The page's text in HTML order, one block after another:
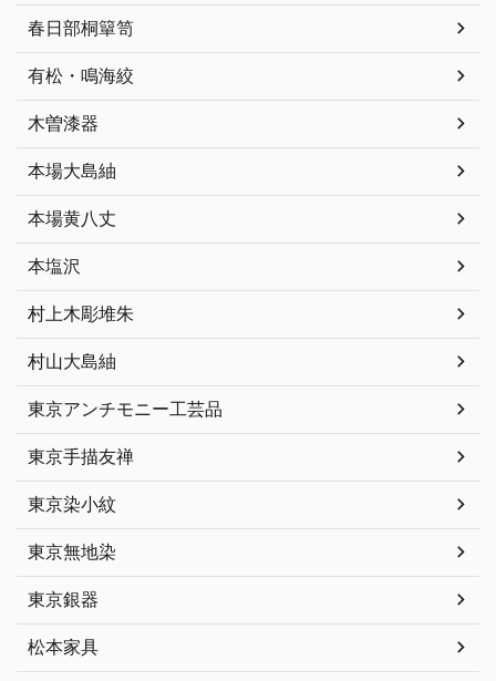
春日部桐簞笥
有松・鳴海絞
木曽漆器
本場大島紬
本場黄八丈
本塩沢
村上木彫堆朱
村山大島紬
東京アンチモニー工芸品
東京手描友禅
東京染小紋
東京無地染
東京銀器
松本家具